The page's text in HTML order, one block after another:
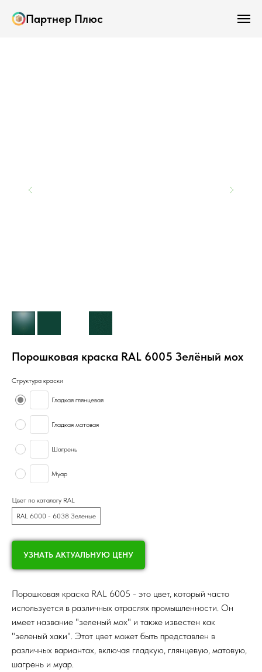
Партнер Плюс
Порошковая краска RAL 6005 Зелёный мох
Структура краски
Гладкая глянцевая
Гладкая матовая
Шагрень
Муар
Цвет по каталогу RAL
RAL 6000 - 6038 Зеленые
УЗНАТЬ АКТУАЛЬНУЮ ЦЕНУ
Порошковая краска RAL 6005 - это цвет, который часто
используется в различных отраслях промышленности. Он
имеет название "зеленый мох" и также известен как
"зеленый хаки". Этот цвет может быть представлен в
различных вариантах, включая гладкую, глянцевую, матовую,
шагрень и муар.